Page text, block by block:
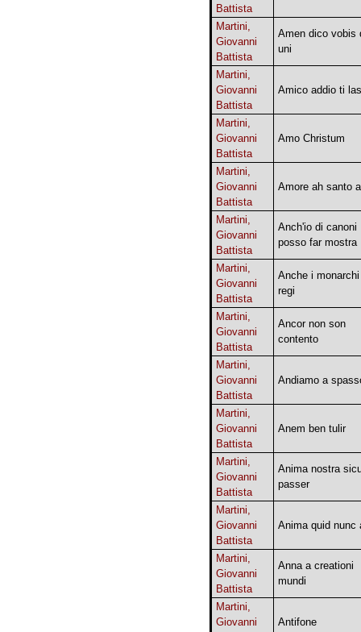
Battista
Martini,
Giovanni
Battista
Amen dico vobis
uni
Martini,
Giovanni
Battista
Amico addio ti
Martini,
Giovanni
Battista
Amo Christum
Martini,
Giovanni
Battista
Amore ah santo
Martini,
Giovanni
Battista
Anch'io di canoni
posso far mostra
Martini,
Giovanni
Battista
Anche i
regi
Martini,
Giovanni
Battista
Ancor non son
contento
Martini,
Giovanni
Battista
Andiamo a
Martini,
Giovanni
Battista
Anem ben tulir
Martini,
Giovanni
Battista
Anima nostra
passer
Martini,
Giovanni
Battista
Anima quid nunc
Martini,
Giovanni
Battista
Anna a creationi
mundi
Martini,
Giovanni
Antifone